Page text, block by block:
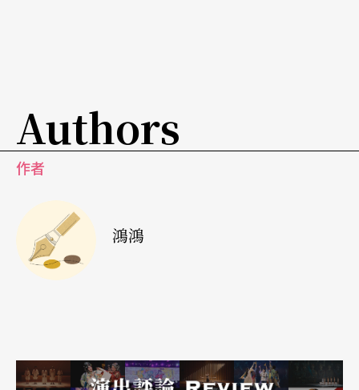
的需要呢？我們能不能做自認該做的事、走自己選
擇的路而不心虛呢？當你覺得市場的天秤歪向一邊
邊，而不是羞辱那重的一邊。而明明是重的一邊，
也不需要努力說自己其實很輕了吧。
一句台詞：「投懷送抱也好，逃跑也好，但千萬別
Authors
作者
鴻鴻